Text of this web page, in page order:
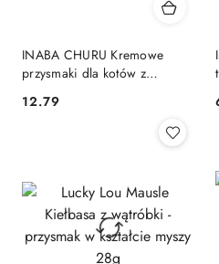
INABA CHURU Kremowe
przysmaki dla kotów z
Cena:
12.79